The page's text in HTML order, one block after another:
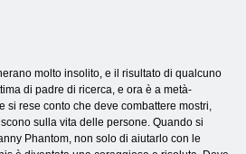
molto insolito, e il risultato di qualcuno
di padre di ricerca, e ora è a metà-
si rese conto che deve combattere mostri,
sulla vita delle persone. Quando si
Phantom, non solo di aiutarlo con le